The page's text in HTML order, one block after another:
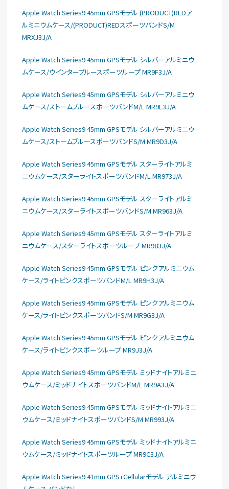
Apple Watch Series9 45mm GPSモデル (PRODUCT)REDア
ルミニウムケース/(PRODUCT)REDスポーツバンドS/M
MRXJ3J/A
Apple Watch Series9 45mm GPSモデル シルバーアルミニウ
ムケース/ウインターブルースポーツループ MR9F3J/A
Apple Watch Series9 45mm GPSモデル シルバーアルミニウ
ムケース/ストームブルースポーツバンドM/L MR9E3J/A
Apple Watch Series9 45mm GPSモデル シルバーアルミニウ
ムケース/ストームブルースポーツバンドS/M MR9D3J/A
Apple Watch Series9 45mm GPSモデル スターライトアルミ
ニウムケース/スターライトスポーツバンドM/L MR973J/A
Apple Watch Series9 45mm GPSモデル スターライトアルミ
ニウムケース/スターライトスポーツバンドS/M MR963J/A
Apple Watch Series9 45mm GPSモデル スターライトアルミ
ニウムケース/スターライトスポーツループ MR983J/A
Apple Watch Series9 45mm GPSモデル ピンクアルミニウム
ケース/ライトピンクスポーツバンドM/L MR9H3J/A
Apple Watch Series9 45mm GPSモデル ピンクアルミニウム
ケース/ライトピンクスポーツバンドS/M MR9G3J/A
Apple Watch Series9 45mm GPSモデル ピンクアルミニウム
ケース/ライトピンクスポーツループ MR9J3J/A
Apple Watch Series9 45mm GPSモデル ミッドナイトアルミニ
ウムケース/ミッドナイトスポーツバンドM/L MR9A3J/A
Apple Watch Series9 45mm GPSモデル ミッドナイトアルミニ
ウムケース/ミッドナイトスポーツバンドS/M MR993J/A
Apple Watch Series9 45mm GPSモデル ミッドナイトアルミニ
ウムケース/ミッドナイトスポーツループ MR9C3J/A
Apple Watch Series9 41mm GPS+Cellularモデル アルミニウ